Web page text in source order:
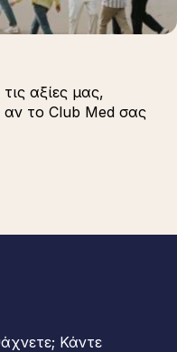
αξίες μας,
αν το Club Med σας
Κάντε